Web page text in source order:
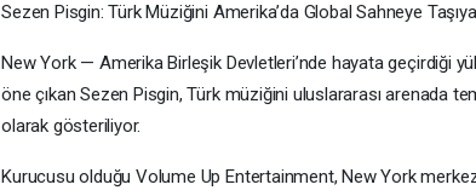
Sezen Pisgin: Türk Müziğini Amerika’da Global Sahneye
New York — Amerika Birleşik Devletleri’nde hayata geçirdiği
öne çıkan Sezen Pisgin, Türk müziğini uluslararası arenada
olarak gösteriliyor.
Kurucusu olduğu Volume Up Entertainment, New York